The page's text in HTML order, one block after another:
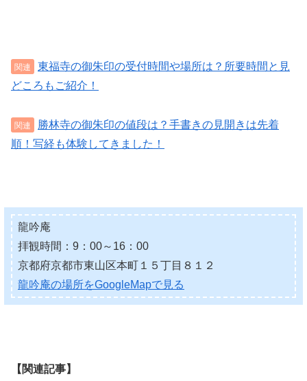
東福寺の御朱印の受付時間や場所は？所要時間と見
どころもご紹介！
勝林寺の御朱印の値段は？手書きの見開きは先着
順！写経も体験してきました！
龍吟庵
拝観時間：9：00～16：00
京都府京都市東山区本町１５丁目８１２
龍吟庵の場所をGoogleMapで見る
【関連記事】